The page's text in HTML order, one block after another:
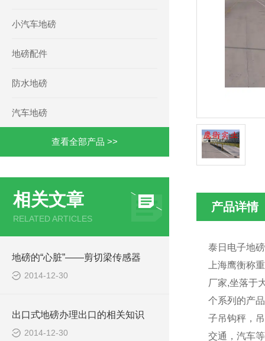
小汽车地磅
地磅配件
防水地磅
汽车地磅
查看全部产品 >>
相关文章
RELATED ARTICLES
地磅的“心脏”——剪切梁传感器
2014-12-30
出口式地磅办理出口的相关知识
2014-12-30
产品详情
泰日电子地
上海鹰衡称
厂家,坐落于
个系列的产
子吊钩秤，
交通，汽车